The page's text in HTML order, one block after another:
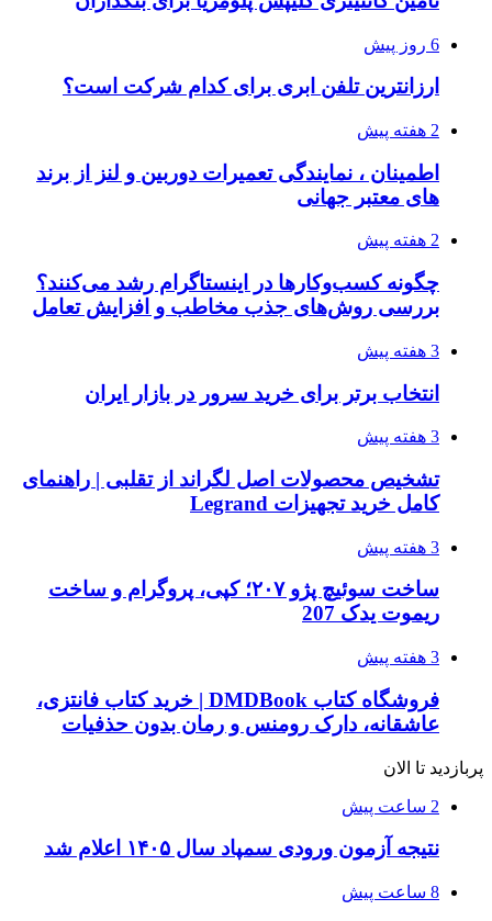
6 روز پیش
ارزانترین تلفن ابری برای کدام شرکت است؟
2 هفته پیش
اطمینان ، نمایندگی تعمیرات دوربین و لنز از برند
های معتبر جهانی
2 هفته پیش
چگونه کسب‌وکارها در اینستاگرام رشد می‌کنند؟
بررسی روش‌های جذب مخاطب و افزایش تعامل
3 هفته پیش
انتخاب برتر برای خرید سرور در بازار ایران
3 هفته پیش
تشخیص محصولات اصل لگراند از تقلبی | راهنمای
کامل خرید تجهیزات Legrand
3 هفته پیش
ساخت سوئیچ پژو ۲۰۷؛ کپی، پروگرام و ساخت
ریموت یدک 207
3 هفته پیش
فروشگاه کتاب DMDBook | خرید کتاب فانتزی،
عاشقانه، دارک رومنس و رمان بدون حذفیات
پربازدید تا الان
2 ساعت پیش
نتیجه آزمون ورودی سمپاد سال ۱۴۰۵ اعلام شد
8 ساعت پیش